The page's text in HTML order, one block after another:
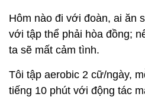
Hôm nào đi với đoàn, ai ăn
với tập thể phải hòa đồng;
ta sẽ mất cảm tình.
Tôi tập aerobic 2 cữ/ngày,
tiếng 10 phút với động tác